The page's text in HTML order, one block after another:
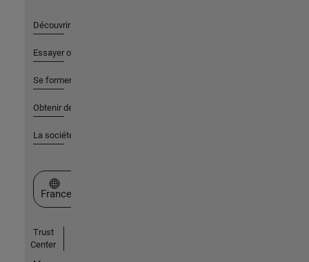
Découvrir les produits
Essayer ou acheter
Se former
Obtenir de l'aide
La société
Sélectionner un site web
France
Trust
Center